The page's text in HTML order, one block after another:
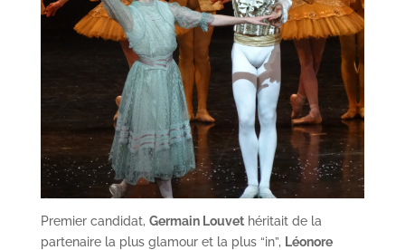
Premier candidat, Germain Louvethéritait de la
partenaire la plus glamour et la plus “in”, Léonore